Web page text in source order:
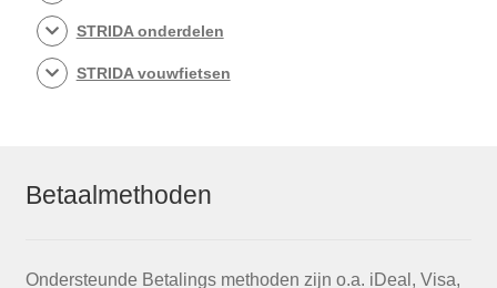
STRIDA onderdelen
STRIDA vouwfietsen
Betaalmethoden
Ondersteunde Betalings methoden zijn o.a. iDeal, Visa,